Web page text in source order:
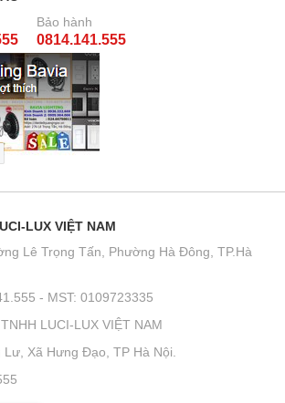
Bảo hành
0814.141.555
LUX VIỆT NAM
Lê Trọng Tấn, Phường Hà Đông, TP.Hà
- MST: 0109723335
LUCI-LUX VIỆT NAM
Xã Hưng Đạo, TP Hà Nội.